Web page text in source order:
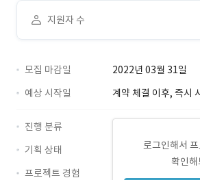
지원자 수
모집 마감일
2022년 03월 31일
예상 시작일
계약 체결 이후, 즉시
로그인해서
확인
진행 분류
기획 상태
프로젝트 경험